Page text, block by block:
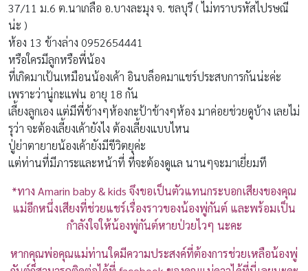
37/11 ม.6 ต.นาเกลือ อ.บางละมุง จ. ชลบุรี ( ไม่ทราบรหัสไปรษณี
น่ะ )
ห้อง 13 ข้างล่าง 0952654441
หรือใครมีลูกหรือพี่น้อง
ที่เกิดมาเป้นเหมือนน้องเค้า อินบล็อคมาแชร์ประสบการกันน่ะค่ะ
เพราะว่านู่กะแฟน อายุ 18 กัน
เลี้ยงลูกเอง แต่มีพี่ข้างๆห้องกะป้าข้างๆห้อง มาค่อยช่วยดูบ้าง เลยไม่
รุว่า จะต้องเลี้ยงเค้ายังไง ต้องเลี้ยงแบบไหน
ปู่ย่าตายายน้องเค้ายังมีขีวิตยุค่ะ
แต่ท่านที่มีภาระและหน้าที่ ที่จะต้องดูแล นานๆจะมาเยี่ยมที
*ทาง Amarin baby & kids จึงขอเป็นตัวแทนกระบอกเสียงของคุณ
แม่อีกหนึ่งเสียงที่ช่วยแชร์เรื่องราวของน้องพู่กันต์ และพร้อมเป็น
กำลังใจให้น้องพู่กันต์หายป่วยไวๆ นะคะ
หากคุณพ่อคุณแม่ท่านใดมีความประสงค์ที่ต้องการช่วยเหลือน้องพู่